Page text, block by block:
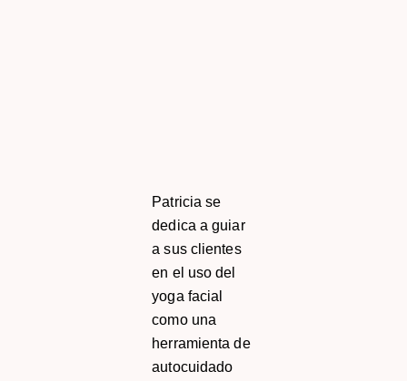
Patricia se
dedica a guiar
a sus clientes
en el uso del
yoga facial
como una
herramienta de
autocuidado